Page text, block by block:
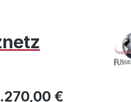
Preis: €